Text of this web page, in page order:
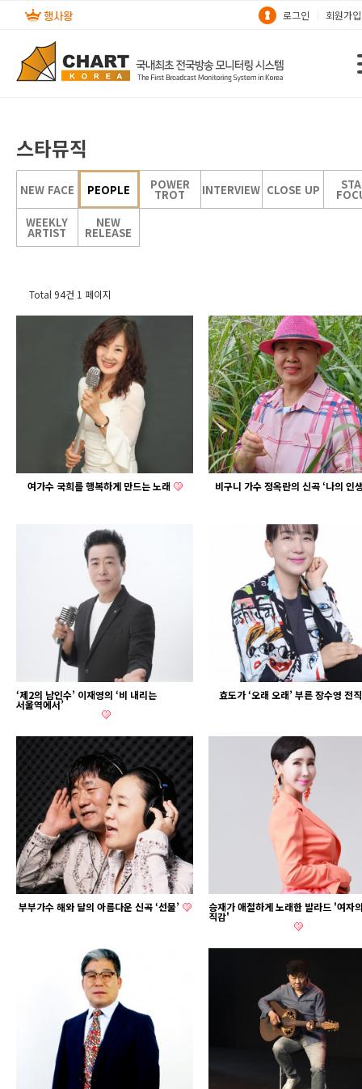
로그인 회원가입
스타뮤직
NEW FACE PEOPLE POWER
TROT INTERVIEW CLOSE UP
WEEKLY
ARTIST
NEW
RELEASE
Total 94건 1 페이지
여가수 국희를 행복하게 만드는 노래 비구니 가수 정옥란의 신곡 ‘나의 인
‘제2의 남인수’ 이재영의 ‘비 내리는
서울역에서’
효도가 ‘오래 오래’ 부른 장수영 전직
부부가수 해와 달의 아름다운 신곡 ‘선물’ 승재가 애절하게 노래한 발라드 '여자
직감'